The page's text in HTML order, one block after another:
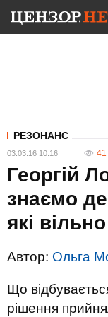
РЕЗОНАНС
03.03.16 10:16 41
Георгій
знаємо
які
Автор: Ольга
Що
рішення